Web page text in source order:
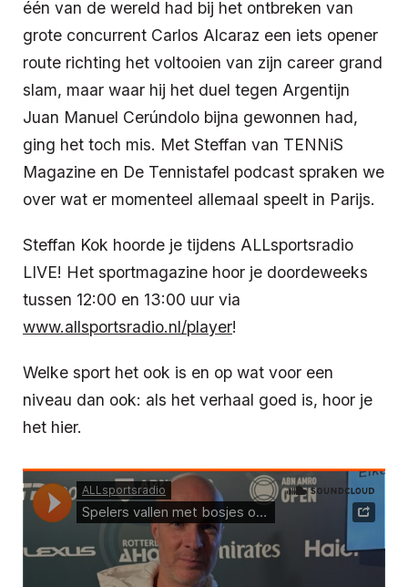
één van de wereld had bij het ontbreken van
grote concurrent Carlos Alcaraz een iets opener
route richting het voltooien van zijn career grand
slam, maar waar hij het duel tegen Argentijn
Juan Manuel Cerúndolo bijna gewonnen had,
ging het toch mis. Met Steffan van TENNiS
Magazine en De Tennistafel podcast spraken we
over wat er momenteel allemaal speelt in Parijs.
Steffan Kok hoorde je tijdens ALLsportsradio
LIVE! Het sportmagazine hoor je doordeweeks
tussen 12:00 en 13:00 uur via
www.allsportsradio.nl/player!
Welke sport het ook is en op wat voor een
niveau dan ook: als het verhaal goed is, hoor je
het hier.